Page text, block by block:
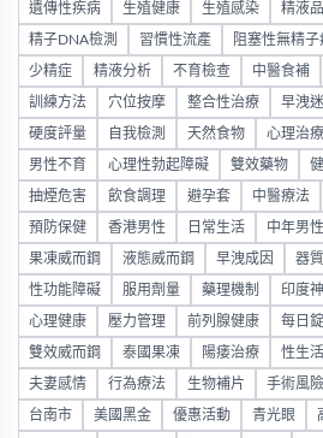
遺傳性疾病 生殖健康 生殖感染 精液
精子DNA檢測 習慣性流產 阻塞性無精子
少精症 精液分析 不育檢查 中醫食補
訓練方法 穴位按摩 整合性治療 早洩
硬度評量 自我檢測 天然食物 心理治療
男性不育 心理性勃起障礙 雙效藥物
抽煙危害 飲食調理 避孕套 中醫療法
預防保健 香港男性 日常生活 中年男性
果凍威而鋼 液態威而鋼 早洩成因 器
性功能障礙 服用劑量 藥理機制 印度
心理健康 壓力管理 前列腺健康 每日
雙效威而鋼 泰國果凍 陽痿治療 性生
夫妻感情 行為療法 生物補片 手術風險
台南市 美國黑金 優惠活動 青光眼